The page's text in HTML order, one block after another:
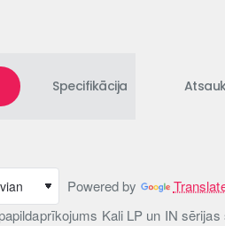
Specifikācija
Powered by
Kali LP un IN sērijas